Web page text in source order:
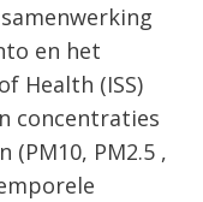
en het
Health (ISS)
concentraties
PM2.5 ,